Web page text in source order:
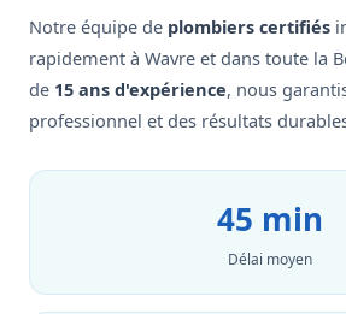
Notre équipe de plombiers certifiés
rapidement à Wavre et dans toute la
de 15 ans d'expérience, nous
professionnel et des résultats
45 min
Délai moyen